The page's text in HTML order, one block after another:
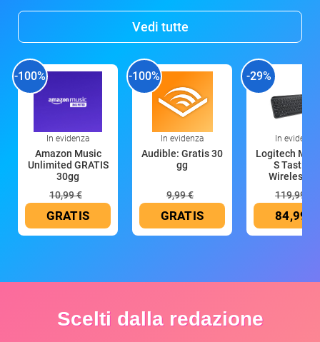
Vedi tutte
-100%
In evidenza
Amazon Music
Unlimited GRATIS
30gg
10,99 €
GRATIS
-100%
In evidenza
Audible: Gratis 30
gg
9,99 €
GRATIS
-29%
In evidenza
Logitech MX
S Tastiera
Wireless
119,99 €
84,99 €
Scelti dalla redazione